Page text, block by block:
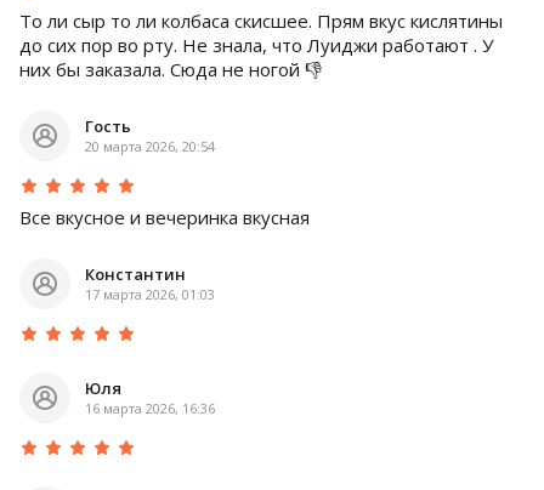
То ли сыр то ли колбаса скисшее. Прям вкус кислятины
до сих пор во рту. Не знала, что Луиджи работают . У
них бы заказала. Сюда не ногой 👎
Гость
20 марта 2026, 20:54
Все вкусное и вечеринка вкусная
Константин
17 марта 2026, 01:03
Юля
16 марта 2026, 16:36